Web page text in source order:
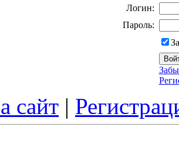
Логин:
Пароль:
сайт |